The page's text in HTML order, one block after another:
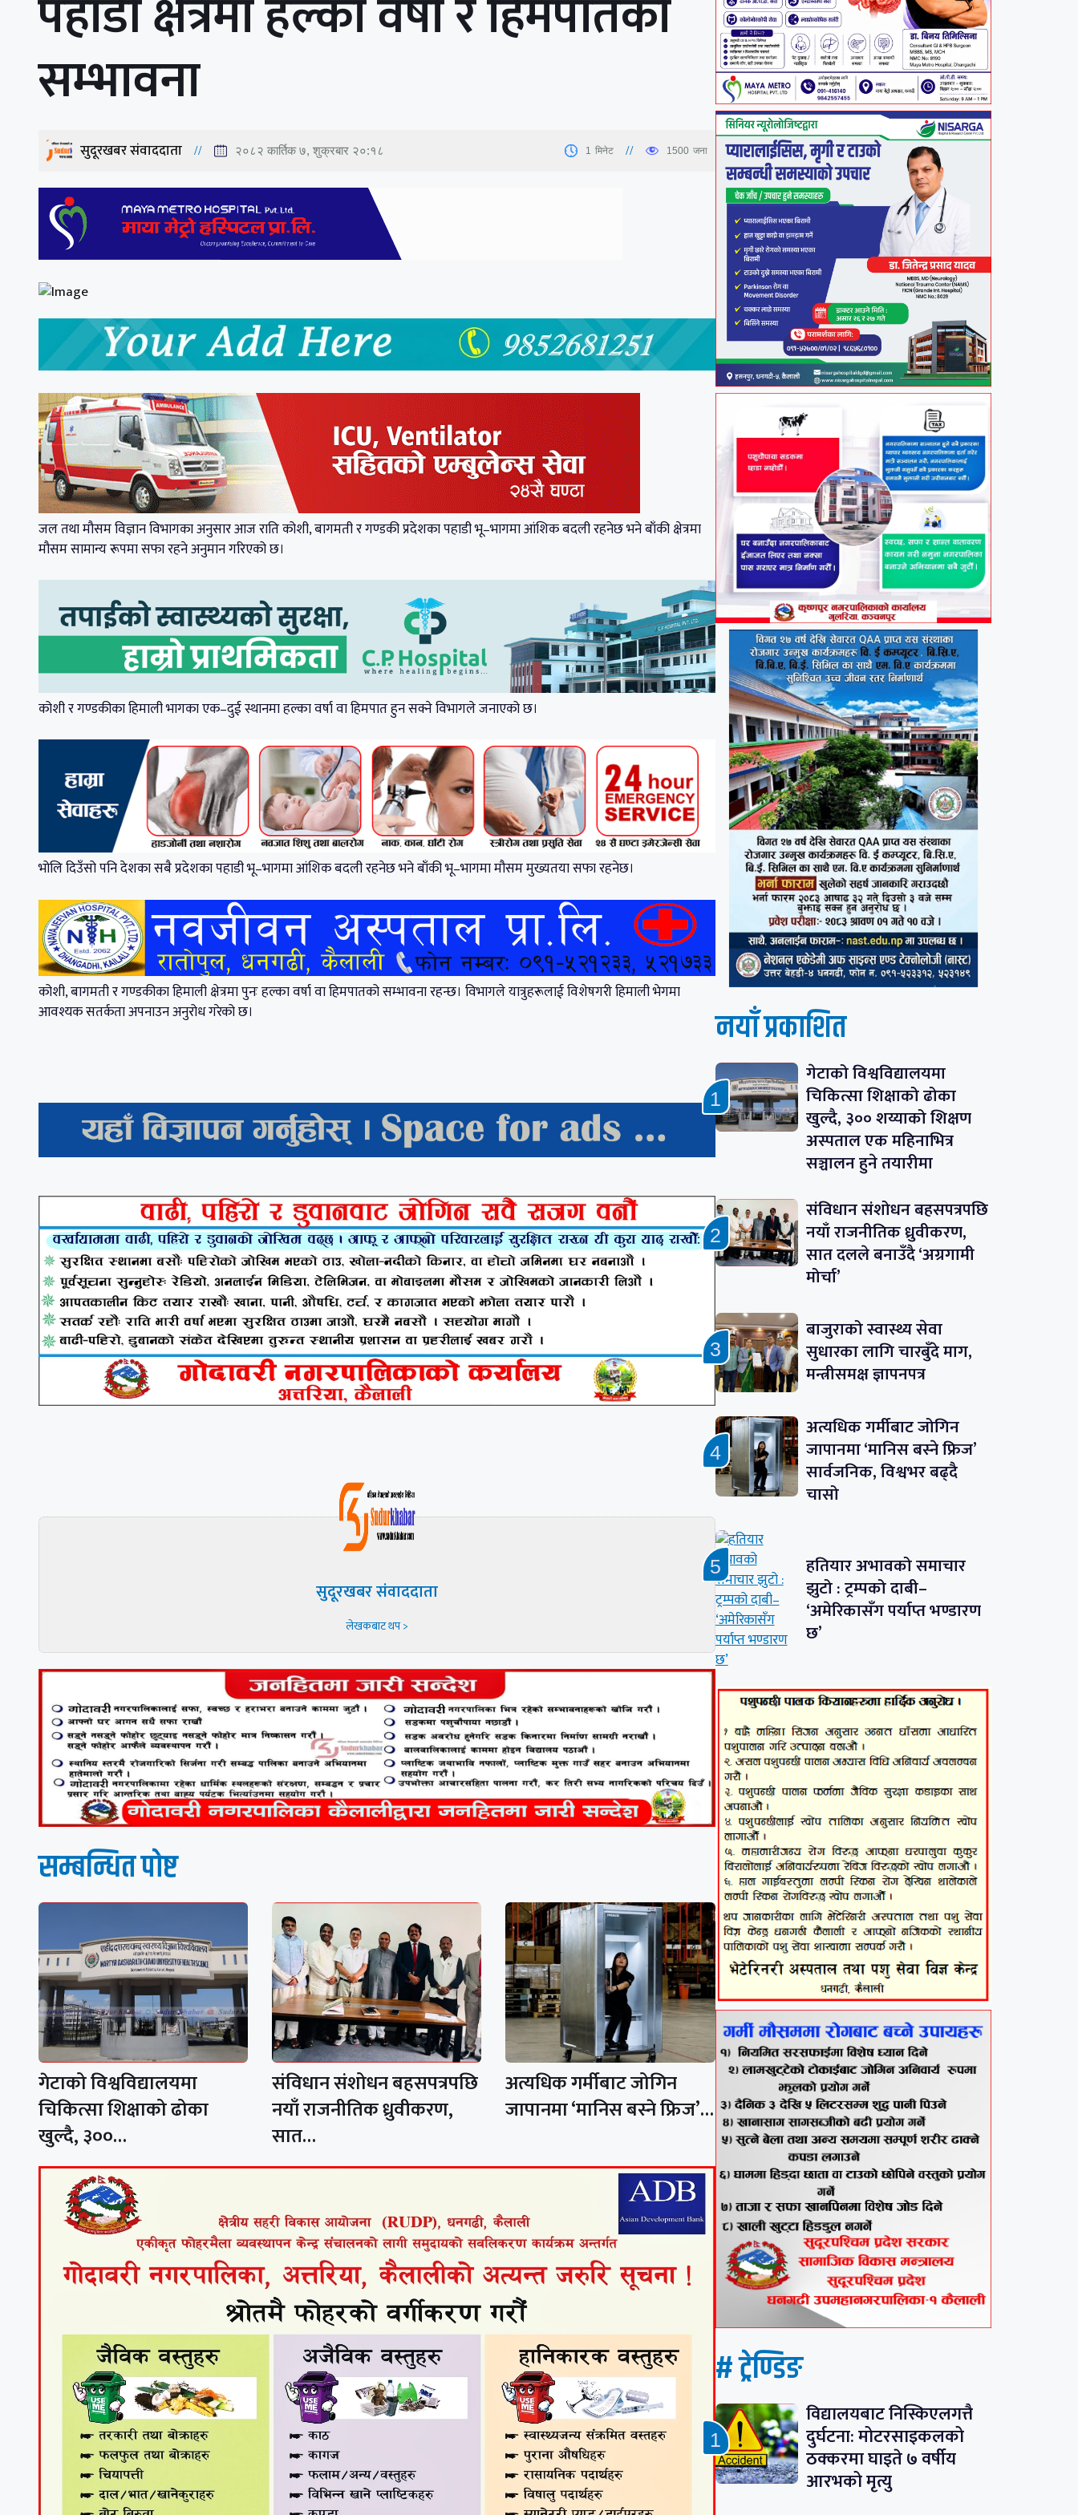
पहाडी क्षेत्रमा हल्का वर्षा र हिमपातको
सम्भावना
सुदूरखबर संवाददाता २०८२ कार्तिक ७, शुक्रबार २०:१८ 1 मिनेट 1500 जना
जल तथा मौसम विज्ञान विभागका अनुसार आज राति कोशी, बागमती र गण्डकी प्रदेशका पहाडी भू–भागमा आंशिक बदली रहनेछ भने बाँकी क्षेत्रमा
मौसम सामान्य रूपमा सफा रहने अनुमान गरिएको छ।
कोशी र गण्डकीका हिमाली भागका एक–दुई स्थानमा हल्का वर्षा वा हिमपात हुन सक्ने विभागले जनाएको छ।
भोलि दिउँसो पनि देशका सबै प्रदेशका पहाडी भू–भागमा आंशिक बदली रहनेछ भने बाँकी भू–भागमा मौसम मुख्यतया सफा रहनेछ।
कोशी, बागमती र गण्डकीका हिमाली क्षेत्रमा पुनः हल्का वर्षा वा हिमपातको सम्भावना रहन्छ। विभागले यात्रुहरूलाई विशेषगरी हिमाली भेगमा
आवश्यक सतर्कता अपनाउन अनुरोध गरेको छ।
सुदूरखबर संवाददाता
लेखकबाट थप >
सम्बन्धित पाेष्ट
गेटाको विश्वविद्यालयमा
चिकित्सा शिक्षाको ढोका
खुल्दै, ३००…
संविधान संशोधन बहसपत्रपछि
नयाँ राजनीतिक ध्रुवीकरण,
सात…
अत्यधिक गर्मीबाट जोगिन
जापानमा ‘मानिस बस्ने फ्रिज’…
नयाँ प्रकाशित
गेटाको विश्वविद्यालयमा
चिकित्सा शिक्षाको ढोका
खुल्दै, ३०० शय्याको शिक्षण
अस्पताल एक महिनाभित्र
सञ्चालन हुने तयारीमा
संविधान संशोधन बहसपत्रपछि
नयाँ राजनीतिक ध्रुवीकरण,
सात दलले बनाउँदै ‘अग्रगामी
मोर्चा’
बाजुराको स्वास्थ्य सेवा
सुधारका लागि चारबुँदे माग,
मन्त्रीसमक्ष ज्ञापनपत्र
अत्यधिक गर्मीबाट जोगिन
जापानमा ‘मानिस बस्ने फ्रिज’
सार्वजनिक, विश्वभर बढ्दै
चासो
हतियार अभावको समाचार
झुटो : ट्रम्पको दाबी–
‘अमेरिकासँग पर्याप्त भण्डारण
छ’
# ट्रेण्डिङ
विद्यालयबाट निस्किएलगत्तै
दुर्घटना: मोटरसाइकलको
ठक्करमा घाइते ७ वर्षीय
आरभको मृत्यु